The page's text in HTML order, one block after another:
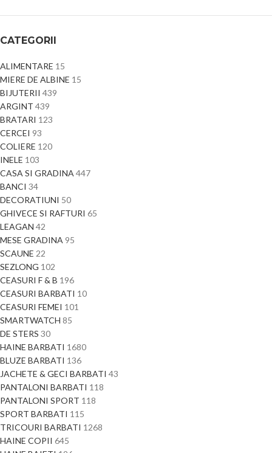
CATEGORII
ALIMENTARE 15
MIERE DE ALBINE 15
BIJUTERII 439
ARGINT 439
BRATARI 123
CERCEI 93
COLIERE 120
INELE 103
CASA SI GRADINA 447
BANCI 34
DECORATIUNI 50
GHIVECE SI RAFTURI 65
LEAGAN 42
MESE GRADINA 95
SCAUNE 22
SEZLONG 102
CEASURI F & B 196
CEASURI BARBATI 10
CEASURI FEMEI 101
SMARTWATCH 85
DE STERS 30
HAINE BARBATI 1680
BLUZE BARBATI 136
JACHETE & GECI BARBATI 43
PANTALONI BARBATI 118
PANTALONI SPORT 118
SPORT BARBATI 115
TRICOURI BARBATI 1268
HAINE COPII 645